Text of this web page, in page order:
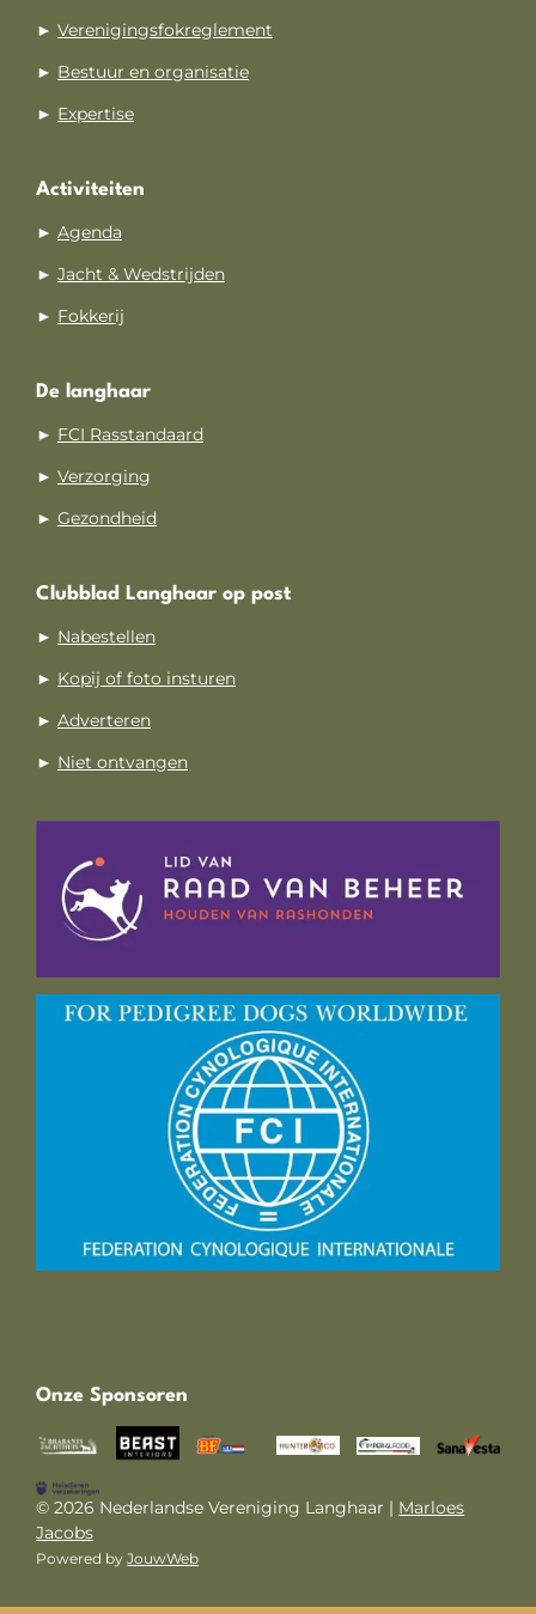
► Verenigingsfokreglement
► Bestuur en organisatie
► Expertise
Activiteiten
► Agenda
► Jacht & Wedstrijden
► Fokkerij
De langhaar
► FCI Rasstandaard
► Verzorging
► Gezondheid
Clubblad Langhaar op post
► Nabestellen
► Kopij of foto insturen
► Adverteren
► Niet ontvangen
Onze Sponsoren
© 2026 Nederlandse Vereniging Langhaar | Marloes
Jacobs
Powered by JouwWeb